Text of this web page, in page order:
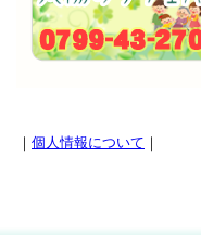
｜ 個人情報について ｜